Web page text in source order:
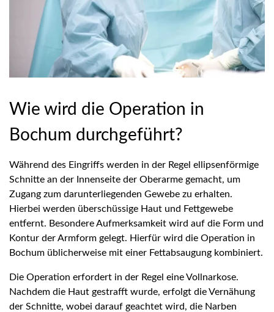
Wie wird die Operation in
Bochum durchgeführt?
Während des Eingriffs werden in der Regel ellipsenförmige
Schnitte an der Innenseite der Oberarme gemacht, um
Zugang zum darunterliegenden Gewebe zu erhalten.
Hierbei werden überschüssige Haut und Fettgewebe
entfernt. Besondere Aufmerksamkeit wird auf die Form und
Kontur der Armform gelegt. Hierfür wird die Operation in
Bochum üblicherweise mit einer Fettabsaugung kombiniert.
Die Operation erfordert in der Regel eine Vollnarkose.
Nachdem die Haut gestrafft wurde, erfolgt die Vernähung
der Schnitte, wobei darauf geachtet wird, die Narben